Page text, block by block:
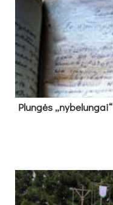
Plun­gės „ny­be­lun­gai“